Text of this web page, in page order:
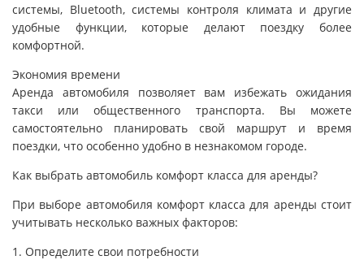
системы, Bluetooth, системы контроля климата и другие
удобные функции, которые делают поездку более
комфортной.
Экономия времени
Аренда автомобиля позволяет вам избежать ожидания
такси или общественного транспорта. Вы можете
самостоятельно планировать свой маршрут и время
поездки, что особенно удобно в незнакомом городе.
Как выбрать автомобиль комфорт класса для аренды?
При выборе автомобиля комфорт класса для аренды стоит
учитывать несколько важных факторов:
1. Определите свои потребности